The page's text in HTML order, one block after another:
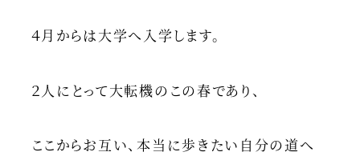
４月からは大学へ入学します。
２人にとって大転機のこの春であり、
ここからお互い、本当に歩きたい自分の道へ